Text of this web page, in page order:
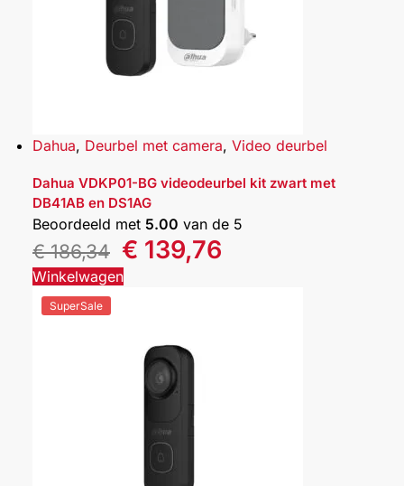
Dahua, Deurbel met camera, Video deurbel
Dahua VDKP01-BG videodeurbel kit zwart met
DB41AB en DS1AG
Beoordeeld met 5.00 van de 5
€186,34 € 139,76
Winkelwagen
SuperSale